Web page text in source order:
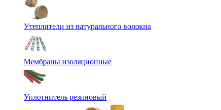
Утеплители из натурального волокна
Мембраны изоляционные
Уплотнитель резиновый